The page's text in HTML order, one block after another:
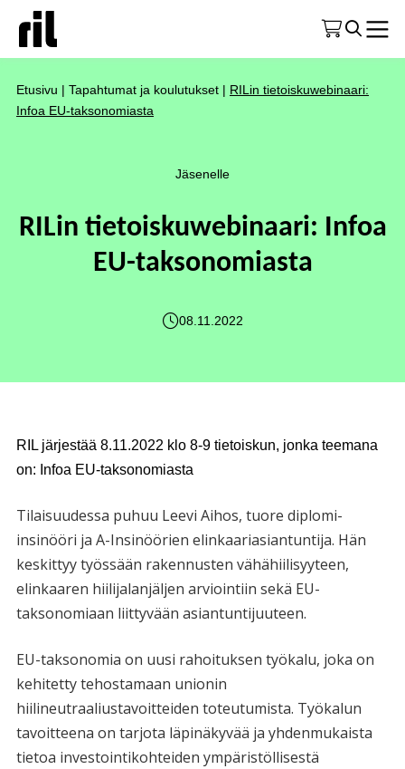
Etusivu | Tapahtumat ja koulutukset | RILin tietoiskuwebinaari:
Infoa EU-taksonomiasta
Jäsenelle
RILin tietoiskuwebinaari: Infoa
EU-taksonomiasta
08.11.2022
RIL järjestää 8.11.2022 klo 8-9 tietoiskun, jonka teemana
on: Infoa EU-taksonomiasta
Tilaisuudessa puhuu Leevi Aihos, tuore diplomi-
insinööri ja A-Insinöörien elinkaariasiantuntija. Hän
keskittyy työssään rakennusten vähähiilisyyteen,
elinkaaren hiilijalanjäljen arviointiin sekä EU-
taksonomiaan liittyvään asiantuntijuuteen.
EU-taksonomia on uusi rahoituksen työkalu, joka on
kehitetty tehostamaan unionin
hiilineutraaliustavoitteiden toteutumista. Työkalun
tavoitteena on tarjota läpinäkyvää ja yhdenmukaista
tietoa investointikohteiden ympäristöllisestä